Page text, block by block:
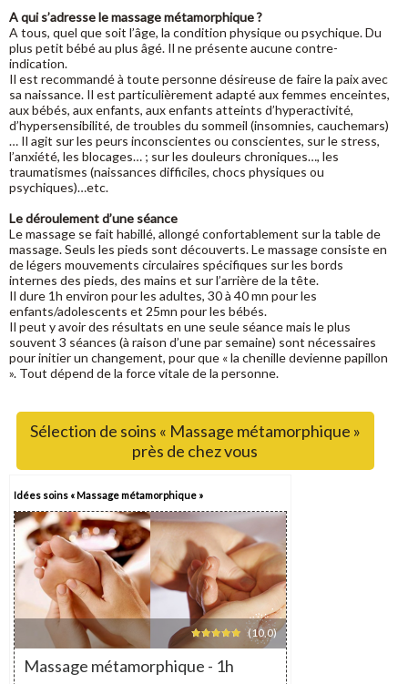
A qui s’adresse le massage métamorphique ?
A tous, quel que soit l’âge, la condition physique ou psychique. Du
plus petit bébé au plus âgé. Il ne présente aucune contre-
indication.
Il est recommandé à toute personne désireuse de faire la paix avec
sa naissance. Il est particulièrement adapté aux femmes enceintes,
aux bébés, aux enfants, aux enfants atteints d’hyperactivité,
d’hypersensibilité, de troubles du sommeil (insomnies, cauchemars)
… Il agit sur les peurs inconscientes ou conscientes, sur le stress,
l’anxiété, les blocages… ; sur les douleurs chroniques…, les
traumatismes (naissances difficiles, chocs physiques ou
psychiques)…etc.
Le déroulement d’une séance
Le massage se fait habillé, allongé confortablement sur la table de
massage. Seuls les pieds sont découverts. Le massage consiste en
de légers mouvements circulaires spécifiques sur les bords
internes des pieds, des mains et sur l’arrière de la tête.
Il dure 1h environ pour les adultes, 30 à 40 mn pour les
enfants/adolescents et 25mn pour les bébés.
Il peut y avoir des résultats en une seule séance mais le plus
souvent 3 séances (à raison d’une par semaine) sont nécessaires
pour initier un changement, pour que « la chenille devienne papillon
». Tout dépend de la force vitale de la personne.
Sélection de soins « Massage métamorphique »
près de chez vous
Idées soins « Massage métamorphique »
(10,0)
Massage métamorphique - 1h